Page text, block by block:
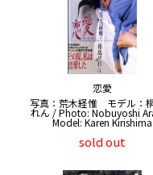
恋愛
写真：荒木経惟 モデル：
れん / Photo: Nobuyoshi
Model: Karen Kirishima
sold out